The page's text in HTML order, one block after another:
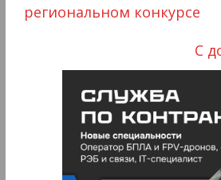
региональном конкурсе
C